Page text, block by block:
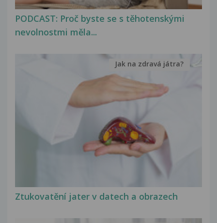
PODCAST: Proč byste se s těhotenskými
nevolnostmi měla...
Ztukovatění jater v datech a obrazech
Jak na zdravá játra?